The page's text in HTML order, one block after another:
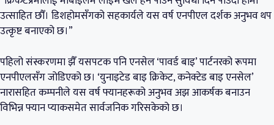
उत्साहित छौँ। डिशहोमसँगको सहकार्यले यस वर्ष एनपीएल दर्शक अनुभव थप
उत्कृष्ट बनाएको छ।”
पहिलो संस्करणमा झैँ यसपटक पनि एनसेल ‘पावर्ड बाइ’ पार्टनरको रूपमा
एनपीएलसँग जोडिएको छ। ‘युनाइटेड बाइ क्रिकेट, कनेक्टेड बाइ एनसेल’
नारासहित कम्पनीले यस वर्ष फ्यानहरूको अनुभव अझ आकर्षक बनाउन
विभिन्न फ्यान प्याकसमेत सार्वजनिक गरिसकेको छ।